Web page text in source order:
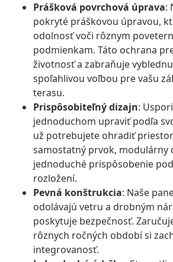
Prášková povrchová úprava:
pokryté práškovou úpravou,
odolnosť voči rôznym
podmienkam. Táto ochrana
životnosť a zabraňuje
spoľahlivou voľbou pre vašu
terasu.
Prispôsobiteľný dizajn:
jednoduchom upraviť podľa
už potrebujete ohradiť
samostatný prvok, modulárny
jednoduché prispôsobenie
rozložení.
Pevná konštrukcia: Naše
odolávajú vetru a drobným
poskytuje bezpečnosť.
rôznych ročných období si
integrovanosť.